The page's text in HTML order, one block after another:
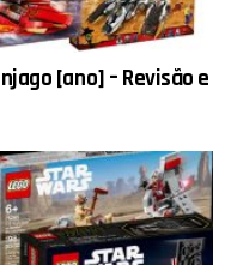
[ano] – Revisão e